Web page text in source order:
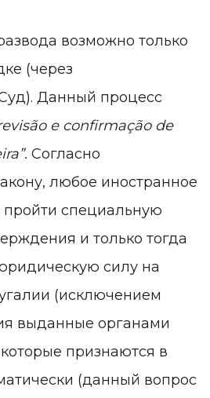
возможно только
(через
Данный процесс
e confirmação de
Согласно
любое иностранное
специальную
и только тогда
силу на
(исключением
выданные органами
признаются в
(данный вопрос